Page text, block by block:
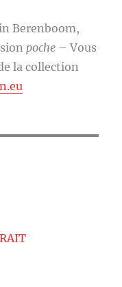
Berenboom,
poche – Vous
la collection